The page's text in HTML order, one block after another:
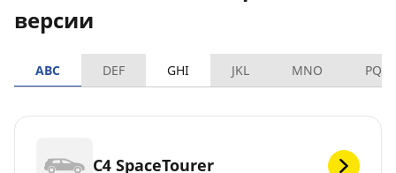
версии
ABC DEF GHI JKL MNO PQRS
C4 SpaceTourer